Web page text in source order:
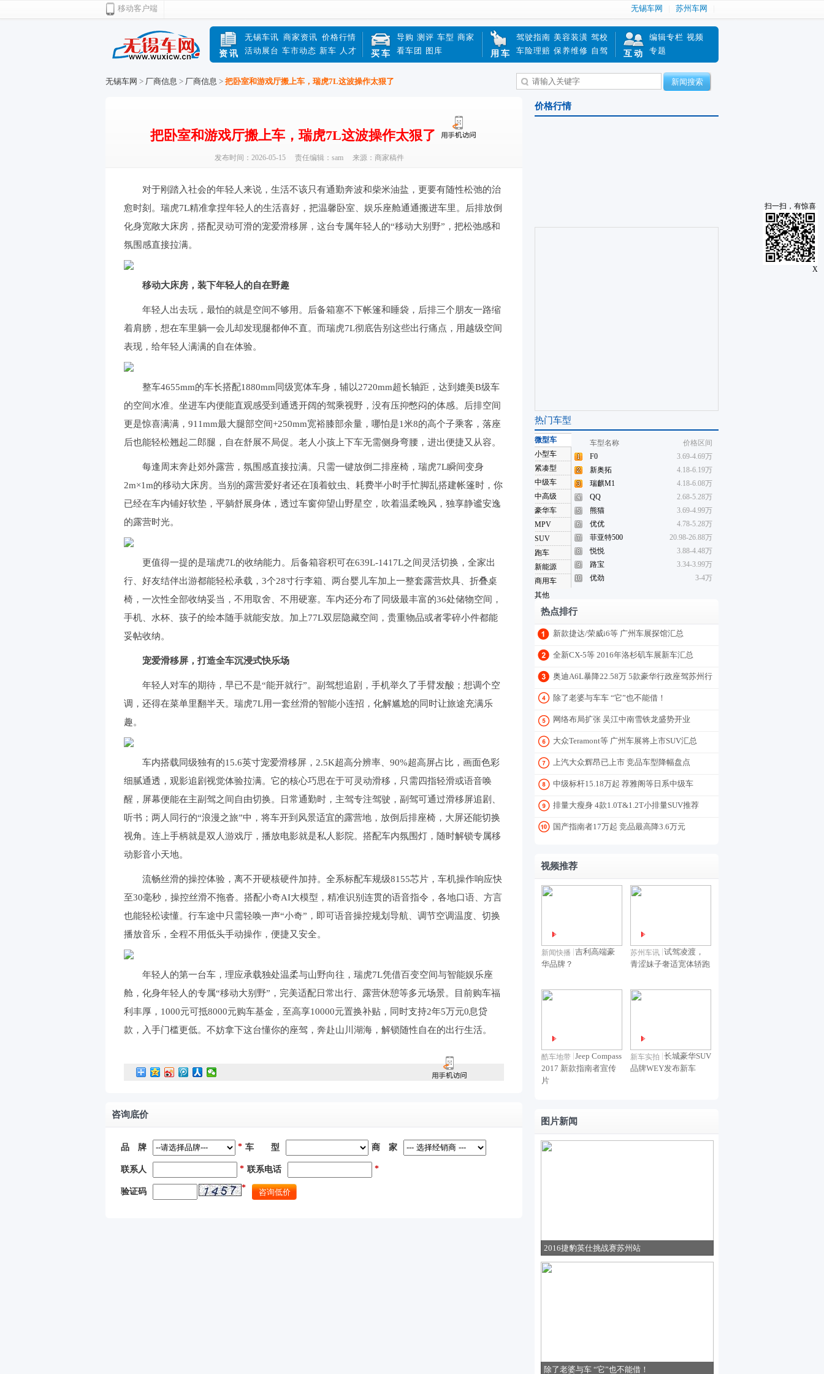
移动客户端 无锡车网 苏州车网
资讯
无锡车讯 商家资讯 价格行情
活动展台 车市动态 新车 人才 买车
导购 测评 车型 商家
看车团
图库 用车
驾驶指南 美容装潢 驾校
车险理赔 保养维修 自驾 互动
编辑专栏 视频
专题
无锡车网 > 厂商信息 > 厂商信息 > 把卧室和游戏厅搬上车，瑞虎7L这波操作太狠了 新闻搜索
把卧室和游戏厅搬上车，瑞虎7L这波操作太狠了
发布时间：2026-05-15 责任编辑：sam 来源：商家稿件
对于刚踏入社会的年轻人来说，生活不该只有通勤奔波和柴米油盐，更要有随性松弛的治
愈时刻。瑞虎7L精准拿捏年轻人的生活喜好，把温馨卧室、娱乐座舱通通搬进车里。后排放倒
化身宽敞大床房，搭配灵动可滑的宠爱滑移屏，这台专属年轻人的“移动大别野”，把松弛感和
氛围感直接拉满。
移动大床房，装下年轻人的自在野趣
年轻人出去玩，最怕的就是空间不够用。后备箱塞不下帐篷和睡袋，后排三个朋友一路缩
着肩膀，想在车里躺一会儿却发现腿都伸不直。而瑞虎7L彻底告别这些出行痛点，用越级空间
表现，给年轻人满满的自在体验。
整车4655mm的车长搭配1880mm同级宽体车身，辅以2720mm超长轴距，达到媲美B级车
的空间水准。坐进车内便能直观感受到通透开阔的驾乘视野，没有压抑憋闷的体感。后排空间
更是惊喜满满，911mm最大腿部空间+250mm宽裕膝部余量，哪怕是1米8的高个子乘客，落座
后也能轻松翘起二郎腿，自在舒展不局促。老人小孩上下车无需侧身弯腰，进出便捷又从容。
每逢周末奔赴郊外露营，氛围感直接拉满。只需一键放倒二排座椅，瑞虎7L瞬间变身
2m×1m的移动大床房。当别的露营爱好者还在顶着蚊虫、耗费半小时手忙脚乱搭建帐篷时，你
已经在车内铺好软垫，平躺舒展身体，透过车窗仰望山野星空，吹着温柔晚风，独享静谧安逸
的露营时光。
更值得一提的是瑞虎7L的收纳能力。后备箱容积可在639L-1417L之间灵活切换，全家出
行、好友结伴出游都能轻松承载，3个28寸行李箱、两台婴儿车加上一整套露营炊具、折叠桌
椅，一次性全部收纳妥当，不用取舍、不用硬塞。车内还分布了同级最丰富的36处储物空间，
手机、水杯、孩子的绘本随手就能安放。加上77L双层隐藏空间，贵重物品或者零碎小件都能
妥帖收纳。
宠爱滑移屏，打造全车沉浸式快乐场
年轻人对车的期待，早已不是“能开就行”。副驾想追剧，手机举久了手臂发酸；想调个空
调，还得在菜单里翻半天。瑞虎7L用一套丝滑的智能小连招，化解尴尬的同时让旅途充满乐
趣。
车内搭载同级独有的15.6英寸宠爱滑移屏，2.5K超高分辨率、90%超高屏占比，画面色彩
细腻通透，观影追剧视觉体验拉满。它的核心巧思在于可灵动滑移，只需四指轻滑或语音唤
醒，屏幕便能在主副驾之间自由切换。日常通勤时，主驾专注驾驶，副驾可通过滑移屏追剧、
听书；两人同行的“浪漫之旅”中，将车开到风景适宜的露营地，放倒后排座椅，大屏还能切换
视角。连上手柄就是双人游戏厅，播放电影就是私人影院。搭配车内氛围灯，随时解锁专属移
动影音小天地。
流畅丝滑的操控体验，离不开硬核硬件加持。全系标配车规级8155芯片，车机操作响应快
至30毫秒，操控丝滑不拖沓。搭配小奇AI大模型，精准识别连贯的语音指令，各地口语、方言
也能轻松读懂。行车途中只需轻唤一声“小奇”，即可语音操控规划导航、调节空调温度、切换
播放音乐，全程不用低头手动操作，便捷又安全。
年轻人的第一台车，理应承载独处温柔与山野向往，瑞虎7L凭借百变空间与智能娱乐座
舱，化身年轻人的专属“移动大别野”，完美适配日常出行、露营休憩等多元场景。目前购车福
利丰厚，1000元可抵8000元购车基金，至高享10000元置换补贴，同时支持2年5万元0息贷
款，入手门槛更低。不妨拿下这台懂你的座驾，奔赴山川湖海，解锁随性自在的出行生活。
咨询底价
品 牌 * 车 型 商 家
联系人 * 联系电话 *
验证码 *
价格行情
热门车型
微型车
小型车
紧凑型
中级车
中高级
豪华车
MPV
SUV
跑车
新能源
商用车
其他
车型名称
价格区间
F0
3.69-4.69万
新奥拓
4.18-6.19万
瑞麒M1
4.18-6.08万
QQ
2.68-5.28万
熊猫
3.69-4.99万
优优
4.78-5.28万
菲亚特500
20.98-26.88万
悦悦
3.88-4.48万
路宝
3.34-3.99万
优劲
3-4万
热点排行
新款捷达/荣威i6等 广州车展探馆汇总
全新CX-5等 2016年洛杉矶车展新车汇总
奥迪A6L暴降22.58万 5款豪华行政座驾苏州行
情
除了老婆与车车 “它”也不能借！
网络布局扩张 吴江中南雪铁龙盛势开业
大众Teramont等 广州车展将上市SUV汇总
上汽大众辉昂已上市 竞品车型降幅盘点
中级标杆15.18万起 荐雅阁等日系中级车
排量大瘦身 4款1.0T&1.2T小排量SUV推荐
国产指南者17万起 竞品最高降3.6万元
视频推荐
新闻快播 吉利高端豪
华品牌？
苏州车讯 试驾凌渡，
青涩妹子奢适宽体轿跑
酷车地带 Jeep Compass
2017 新款指南者宣传
片
新车实拍 长城豪华SUV
品牌WEY发布新车
图片新闻
2016捷豹英仕挑战赛苏州站
除了老婆与车 “它”也不能借！
扫一扫，有惊喜
X